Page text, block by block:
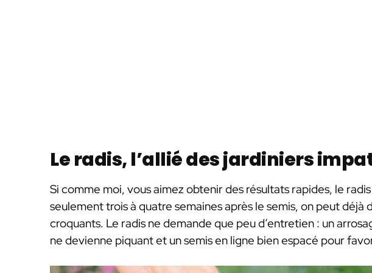
Le radis, l’allié des jardiniers
Si comme moi, vous aimez obtenir des résultats rapides, le
seulement trois à quatre semaines après le semis, on peut déjà
croquants. Le radis ne demande que peu d’entretien : un
ne devienne piquant et un semis en ligne bien espacé pour